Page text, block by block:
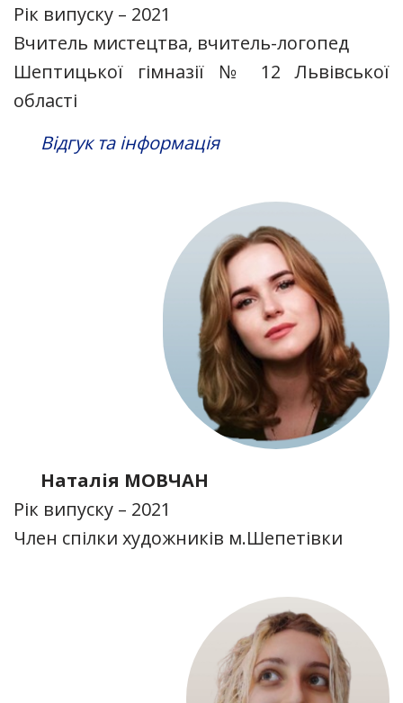
Рік випуску – 2021
Вчитель мистецтва, вчитель-логопед
Шептицької гімназії № 12 Львівської
області
Відгук та інформація
Наталія МОВЧАН
Рік випуску – 2021
Член спілки художників м.Шепетівки